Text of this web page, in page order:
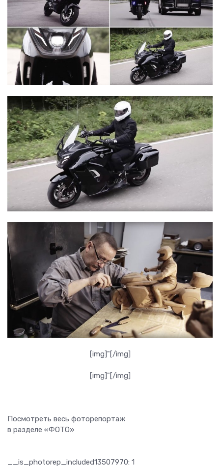
[img]"[/img]
[img]"[/img]
Посмотреть весь фоторепортаж
в разделе «ФОТО»
__is_photorep_included13507970: 1